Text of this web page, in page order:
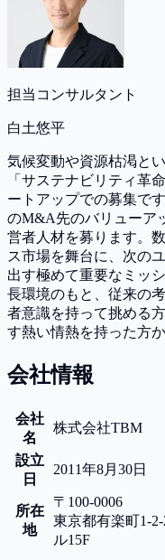
担当コンサルタント
白土悠平
気候変動や資源枯渇と
「サステナビリティ革
ートアップでの募集で
のM&A先のバリューア
営者人材を募ります。
ス市場を舞台に、次の
出す極めて重要なミッ
長環境のもと、従来の
者意識を持って挑める
す熱い情熱を持った方
会社情報
会社
名
株式会社TBM
設立
日
2011年8月30日
所在
地
〒100-0006
東京都有楽町1-2-
ル15F